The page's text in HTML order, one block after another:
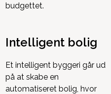
budgettet.
Intelligent bolig
Et intelligent byggeri går ud
på at skabe en
automatiseret bolig, hvor